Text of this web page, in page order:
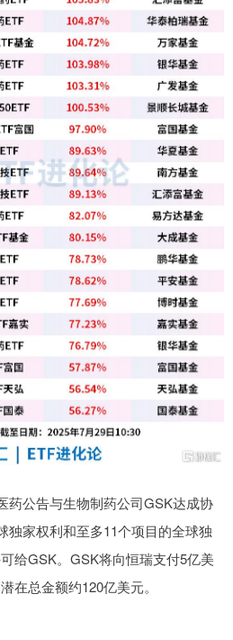
药公告与生物制药公司GSK达成协
独家权利和至多11个项目的全球独
给GSK。GSK将向恒瑞支付5亿美
在总金额约120亿美元。